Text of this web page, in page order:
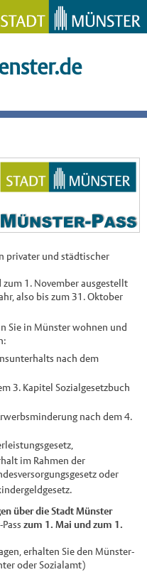
privater und städtischer
1. November ausgestellt
also bis zum 31. Oktober
Sie in Münster wohnen und
nach dem
3. Kapitel Sozialgesetzbuch
nach dem 4.
im Rahmen der
oder
über die Stadt Münster
zum 1. Mai und zum 1.
erhalten Sie den Münster-
oder Sozialamt)